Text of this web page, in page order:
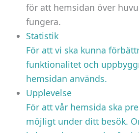
för att hemsidan över
fungera.
Statistik
För att vi ska kunna
funktionalitet och
hemsidan används.
Upplevelse
För att vår hemsida ska
möjligt under ditt besök.